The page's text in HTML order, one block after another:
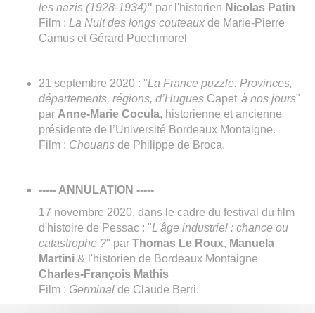
les nazis (1928-1934)" par l'historien Nicolas Patin
Film : La Nuit des longs couteaux de Marie-Pierre
Camus et Gérard Puechmorel
21 septembre 2020 : "La France puzzle. Provinces,
départements, régions, d’Hugues Capet à nos jours"
par Anne-Marie Cocula, historienne et ancienne
présidente de l’Université Bordeaux Montaigne.
Film : Chouans de Philippe de Broca.
----- ANNULATION -----
17 novembre 2020, dans le cadre du festival du film
d'histoire de Pessac : "L'âge industriel : chance ou
catastrophe ?" par Thomas Le Roux, Manuela
Martini & l'historien de Bordeaux Montaigne
Charles-François Mathis
Film : Germinal de Claude Berri.